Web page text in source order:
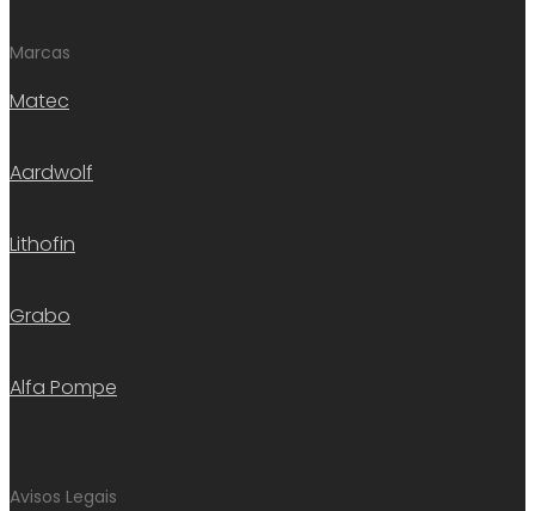
Marcas
Matec
Aardwolf
Lithofin
Grabo
Alfa Pompe
Avisos Legais